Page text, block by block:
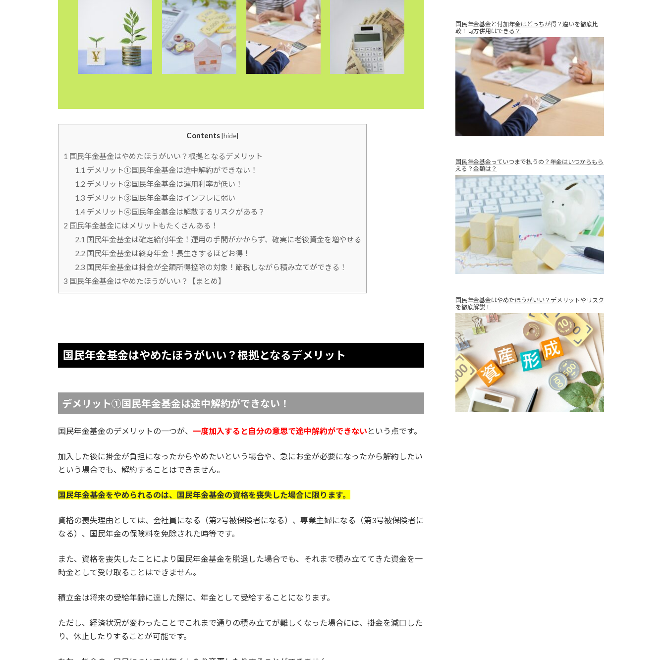
Contents[hide]
1 国民年金基金はやめたほうがいい？根拠となるデメリット
1.1 デメリット①国民年金基金は途中解約ができない！
1.2 デメリット②国民年金基金は運用利率が低い！
1.3 デメリット③国民年金基金はインフレに弱い
1.4デメリット④国民年金基金は解散するリスクがある？
2 国民年金基金にはメリットもたくさんある！
2.1 国民年金基金は確定給付年金！運用の手間がかからず、確実に老後資金を増やせる
2.2 国民年金基金は終身年金！長生きするほどお得！
2.3 国民年金基金は掛金が全額所得控除の対象！節税しながら積み立てができる！
3 国民年金基金はやめたほうがいい？【まとめ】
国民年金基金はやめたほうがいい？根拠となるデメリット
デメリット①国民年金基金は途中解約ができない！
国民年金基金のデメリットの一つが、 一度加入すると自分の意思で途中解約ができない という点です。
加入した後に掛金が負担になったからやめたいという場合や、急にお金が必要になったから解約したい
という場合でも、解約することはできません。
国民年金基金をやめられるのは、国民年金基金の資格を喪失した場合に限ります。
資格の喪失理由としては、会社員になる（第2号被保険者になる）、専業主婦になる（第3号被保険者に
なる）、国民年金の保険料を免除された時等です。
また、資格を喪失したことにより国民年金基金を脱退した場合でも、それまで積み立ててきた資金を一
時金として受け取ることはできません。
積立金は将来の受給年齢に達した際に、年金として受給することになります。
ただし、経済状況が変わったことでこれまで通りの積み立てが難しくなった場合には、掛金を減口した
り、休止したりすることが可能です。
国民年金基金と付加年金はどっちが得？違いを徹底比
較！両方併用はできる？
国民年金基金っていつまで払うの？年金はいつからもら
える？金額は？
国民年金基金はやめたほうがいい？デメリットやリスク
を徹底解説！